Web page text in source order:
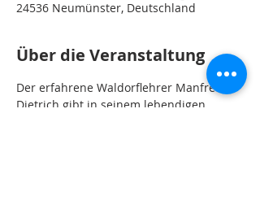
24536 Neumünster, Deutschland
Über die Veranstaltung
Der erfahrene Waldorflehrer Manfred
Dietrich gibt in seinem lebendigen